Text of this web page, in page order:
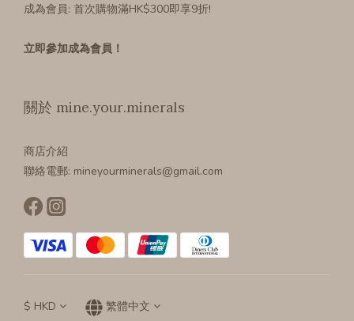
成為會員: 首次購物滿HK$300即享9折!
立即參加成為會員！
關於 mine.your.minerals
商店介紹
聯絡電郵: mineyourminerals@gmail.com
$ HKD 繁體中文